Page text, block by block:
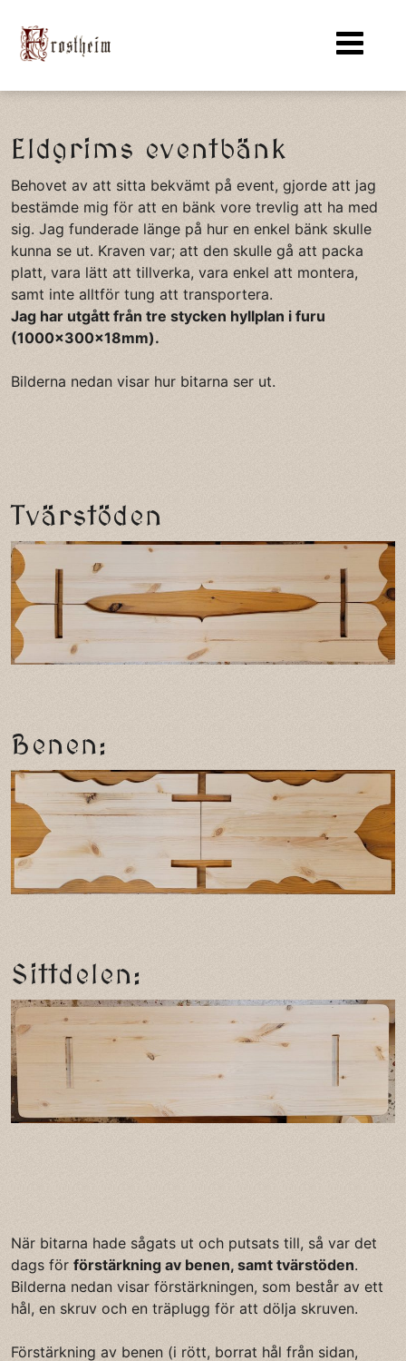
Eldgrims eventbänk
Behovet av att sitta bekvämt på event, gjorde att jag
bestämde mig för att en bänk vore trevlig att ha med
sig. Jag funderade länge på hur en enkel bänk skulle
kunna se ut. Kraven var; att den skulle gå att packa
platt, vara lätt att tillverka, vara enkel att montera,
samt inte alltför tung att transportera.
Jag har utgått från tre stycken hyllplan i furu
(1000x300x18mm).
Bilderna nedan visar hur bitarna ser ut.
Tvärstöden
Benen:
Sittdelen:
När bitarna hade sågats ut och putsats till, så var det
dags för förstärkning av benen, samt tvärstöden.
Bilderna nedan visar förstärkningen, som består av ett
hål, en skruv och en träplugg för att dölja skruven.
Förstärkning av benen (i rött, borrat hål från sidan,